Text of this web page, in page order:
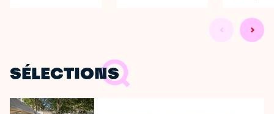
SÉLECTIONS